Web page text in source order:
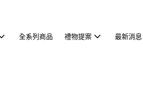
全系列商品 禮物提案 最新消息